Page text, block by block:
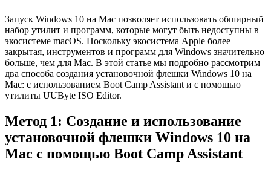
Запуск Windows 10 на Mac позволяет использовать обширный
набор утилит и программ, которые могут быть недоступны в
экосистеме macOS. Поскольку экосистема Apple более
закрытая, инструментов и программ для Windows значительно
больше, чем для Mac. В этой статье мы подробно рассмотрим
два способа создания установочной флешки Windows 10 на
Mac: с использованием Boot Camp Assistant и с помощью
утилиты UUByte ISO Editor.
Метод 1: Создание и использование
установочной флешки Windows 10 на
Mac с помощью Boot Camp Assistant